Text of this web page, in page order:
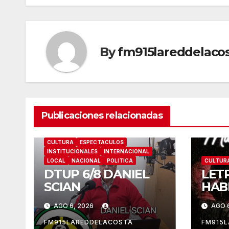
By
Publicaciones relacionadas
CULTURA
ESPECTACULOS
INSTITUCIONALES
INTERNACIONAL
LOCAL
NACIONAL POLITICA
DTUP 6/8 DANIEL
SCIAN
AGO 6, 2026
FM915LAREDDELACOSTA
AGO